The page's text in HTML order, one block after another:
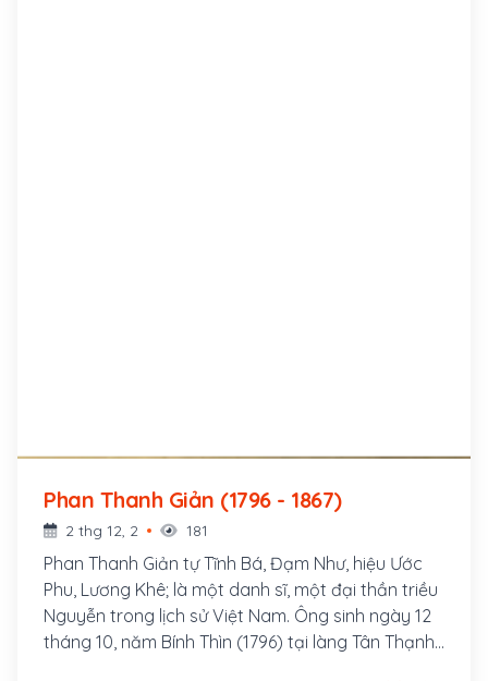
Phan Thanh Giản (1796 - 1867)
2 thg 12, 2 181
Phan Thanh Giản tự Tĩnh Bá, Đạm Như, hiệu Ước
Phu, Lương Khê; là một danh sĩ, một đại thần triều
Nguyễn trong lịch sử Việt Nam. Ông sinh ngày 12
tháng 10, năm Bính Thìn (1796) tại làng Tân Thạnh,